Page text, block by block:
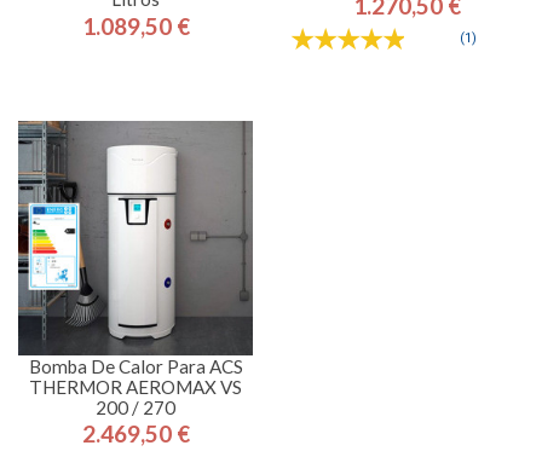
Precio
1.089,50 € Precio
(1)
Bomba De Calor Para ACS
THERMOR AEROMAX VS
200 / 270
Precio
2.469,50 €